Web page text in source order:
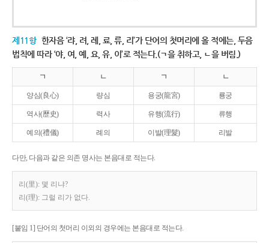
제11항 한자음 ‘랴, 려, 례, 료, 류, 리’가 단어의 첫머리에 올 적에는, 두음
법칙에 따라 ‘야, 여, 예, 요, 유, 이’로 적는다.(ㄱ을 취하고, ㄴ을 버림.)
ㄱ ㄴ ㄱ ㄴ
양심(良心) 량심 용궁(龍宮) 룡궁
역사(歷史) 력사 유행(流行) 류행
예의(禮儀) 례의 이발(理髮) 리발
다만, 다음과 같은 의존 명사는 본음대로 적는다.
리(里): 몇 리냐?
리(理): 그럴 리가 없다.
[붙임 1] 단어의 첫머리 이외의 경우에는 본음대로 적는다.